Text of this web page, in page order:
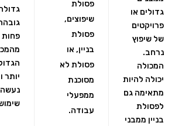
גדולים או
פרויקטים
של שיפוץ
נרחב.
המכולה
יכולה להיות
מתאימה גם
לפסולת
בניין ממבני
פסולת
שיפוצים,
פסולת
בניין, או
פסולת לא
מסוכנת
ממפעלי
עבודה.
פחות
יותר